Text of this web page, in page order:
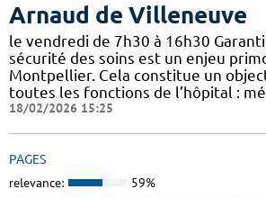
Arnaud de Villeneuve
le vendredi de 7h30 à 16h30
sécurité des soins est un enjeu
Montpellier. Cela constitue un
toutes les fonctions de l’hôpital :
18/02/2026 15:25
PAGES
relevance: 59%